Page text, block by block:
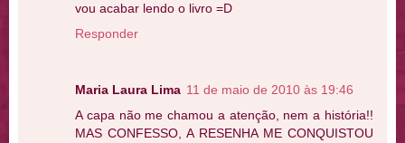
vou acabar lendo o livro =D
Responder
Maria Laura Lima 11 de maio de 2010 às 19:46
A capa não me chamou a atenção, nem a história!!
MAS CONFESSO, A RESENHA ME CONQUISTOU